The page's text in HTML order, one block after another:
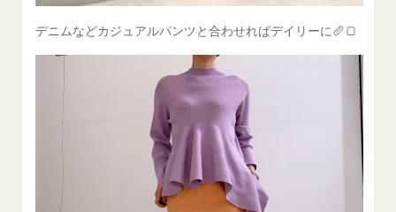
デニムなどカジュアルパンツと合わせればデイリーに🥖🍞